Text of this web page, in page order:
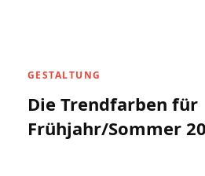
GESTALTUNG
Die Trendfarben für
Frühjahr/Sommer